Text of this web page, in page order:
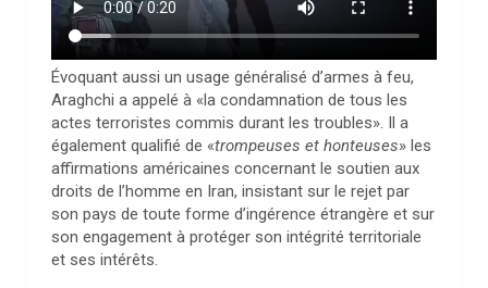
Évoquant aussi un usage généralisé d’armes à feu,
Araghchi a appelé à «la condamnation de tous les
actes terroristes commis durant les troubles». Il a
également qualifié de «trompeuses et honteuses» les
affirmations américaines concernant le soutien aux
droits de l’homme en Iran, insistant sur le rejet par
son pays de toute forme d’ingérence étrangère et sur
son engagement à protéger son intégrité territoriale
et ses intérêts.